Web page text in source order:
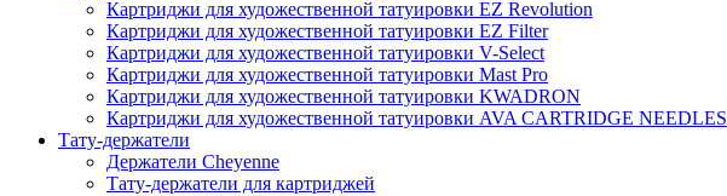
Картриджи для художественной татуировки EZ Revolution
Картриджи для художественной татуировки EZ Filter
Картриджи для художественной татуировки V-Select
Картриджи для художественной татуировки Mast Pro
Картриджи для художественной татуировки KWADRON
Картриджи для художественной татуировки AVA CARTRIDGE NEEDLES
Тату-держатели
Держатели Cheyenne
Тату-держатели для картриджей